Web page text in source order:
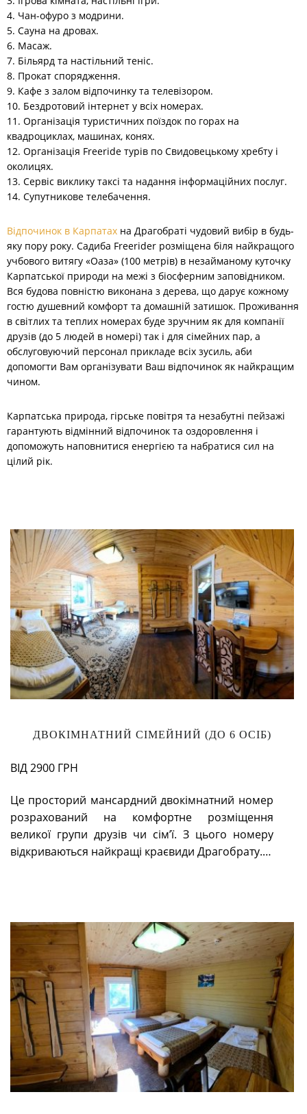
4. Чан-офуро з модрини.
5. Сауна на дровах.
6. Масаж.
7. Більярд та настільний теніс.
8. Прокат спорядження.
9. Кафе з залом відпочинку та телевізором.
10. Бездротовий інтернет у всіх номерах.
11. Організація туристичних поїздок по горах на
квадроциклах, машинах, конях.
12. Організація Freeride турів по Свидовецькому хребту і
околицях.
13. Сервіс виклику таксі та надання інформаційних послуг.
14. Супутникове телебачення.
Відпочинок в Карпатах на Драгобраті чудовий вибір в будь-
яку пору року. Садиба Freerider розміщена біля найкращого
учбового витягу «Оаза» (100 метрів) в незайманому куточку
Карпатської природи на межі з біосферним заповідником.
Вся будова повністю виконана з дерева, що дарує кожному
гостю душевний комфорт та домашній затишок. Проживання
в світлих та теплих номерах буде зручним як для компанії
друзів (до 5 людей в номері) так і для сімейних пар, а
обслуговуючий персонал прикладе всіх зусиль, аби
допомогти Вам організувати Ваш відпочинок як найкращим
чином.
Карпатська природа, гірське повітря та незабутні пейзажі
гарантують відмінний відпочинок та оздоровлення і
допоможуть наповнитися енергією та набратися сил на
цілий рік.
ДВОКІМНАТНИЙ СІМЕЙНИЙ (ДО 6 ОСІБ)
ВІД 2900 ГРН
Це просторий мансардний двокімнатний номер
розрахований на комфортне розміщення
великої групи друзів чи сім’ї. З цього номеру
відкриваються найкращі краєвиди Драгобрату.…